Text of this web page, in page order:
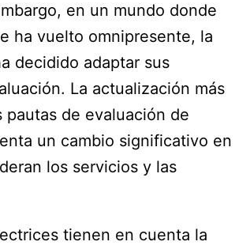
en un mundo donde
ha vuelto omnipresente, la
decidido adaptar sus
La actualización más
pautas de evaluación de
un cambio significativo en
los servicios y las
tienen en cuenta la